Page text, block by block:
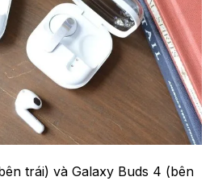
trái) và Galaxy Buds 4 (bên